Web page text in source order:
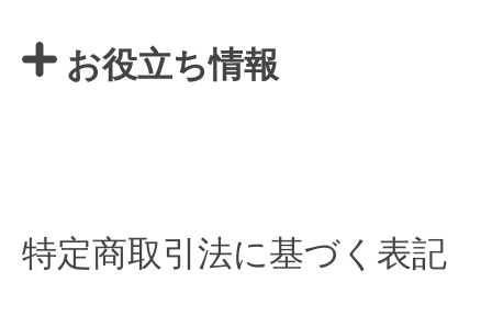
お役立ち情報
特定商取引法に基づく表記